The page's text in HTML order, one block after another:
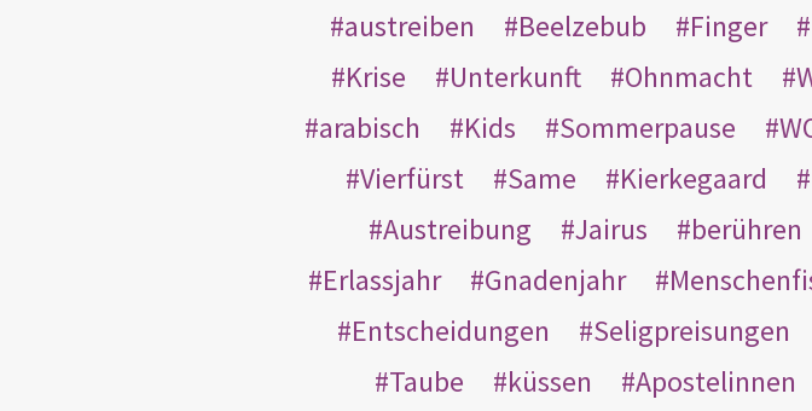
austreiben
Beelzebub Finger
Krise
Unterkunft Ohnmacht
arabisch
Kids Sommerpause
Vierfürst
Same Kierkegaard
Austreibung
Jairus berühren
Erlassjahr
Gnadenjahr
Entscheidungen
Seligpreisungen
Taube
küssen Apostelinnen